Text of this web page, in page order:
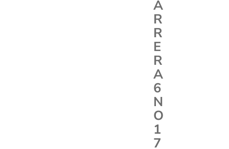
A
R
R
E
R
A
6
N
O
1
7